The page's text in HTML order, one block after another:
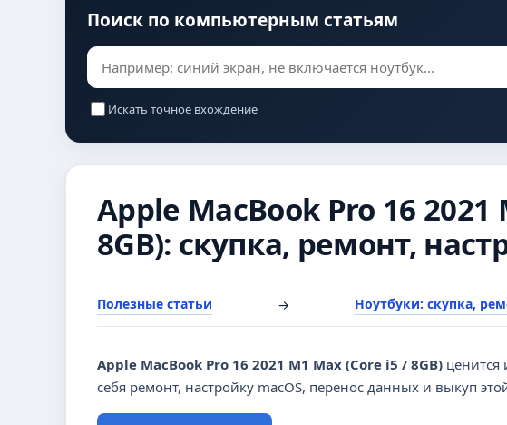
Поиск по компьютерным статьям
Искать точное вхождение
Apple MacBook Pro 16 2021
8GB): скупка, ремонт,
Полезные статьи → Ноутбуки: скупка,
Apple MacBook Pro 16 2021 M1 Max (Core i5 / 8GB) ценится
себя ремонт, настройку macOS, перенос данных и выкуп